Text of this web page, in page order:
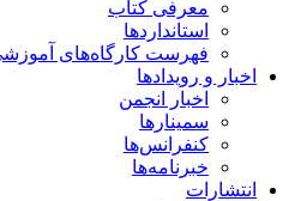
معرفی کتاب
استانداردها
فهرست کارگاه‌های آموزشی
اخبار و رویدادها
اخبار انجمن
سمینارها
کنفرانس‌ها
خبرنامه‌ها
انتشارات